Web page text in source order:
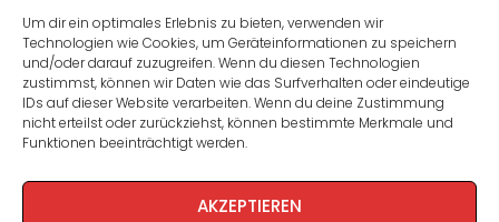
Um dir ein optimales Erlebnis zu bieten, verwenden wir
Technologien wie Cookies, um Geräteinformationen zu speichern
und/oder darauf zuzugreifen. Wenn du diesen Technologien
zustimmst, können wir Daten wie das Surfverhalten oder eindeutige
IDs auf dieser Website verarbeiten. Wenn du deine Zustimmung
nicht erteilst oder zurückziehst, können bestimmte Merkmale und
Funktionen beeinträchtigt werden.
AKZEPTIEREN
Seminare und Veranstaltungen
Lehrgänge
WBA: Direktion und Team
Impressum/Datenschutz
Cookie-Richtlinie